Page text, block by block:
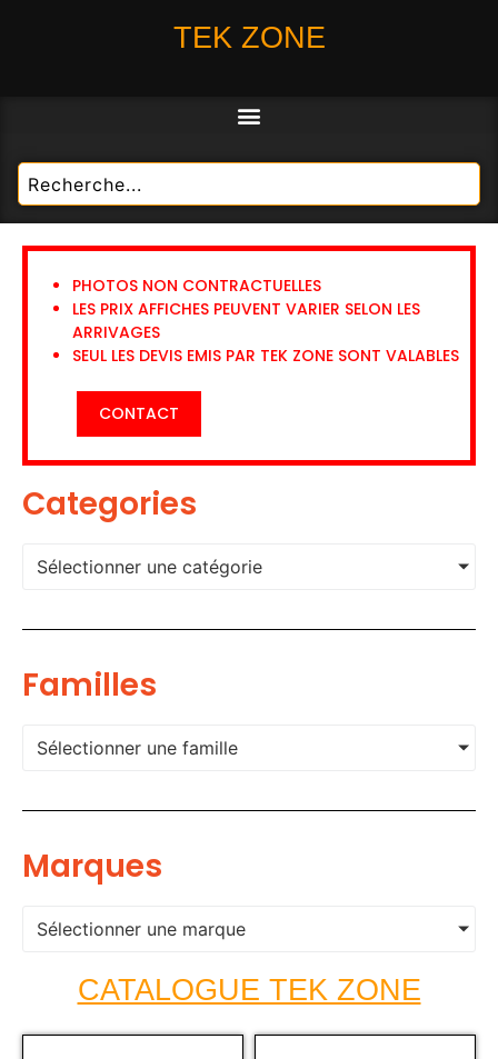
TEK ZONE
PHOTOS NON CONTRACTUELLES
LES PRIX AFFICHES PEUVENT VARIER SELON LES
ARRIVAGES
SEUL LES DEVIS EMIS PAR TEK ZONE SONT VALABLES
CONTACT
Categories
Sélectionner une catégorie
Familles
Sélectionner une famille
Marques
Sélectionner une marque
CATALOGUE TEK ZONE